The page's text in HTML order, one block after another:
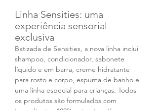
Linha Sensities: uma
experiência sensorial
exclusiva
Batizada de Sensities, a nova linha inclui
shampoo, condicionador, sabonete
líquido e em barra, creme hidratante
para rosto e corpo, espuma de banho e
uma linha especial para crianças. Todos
os produtos são formulados com